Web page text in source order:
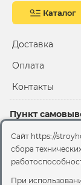
Каталог
Доставка
Оплата
Контакты
Пункт
2-й Иртышский
территория 2А
Офис
Сайт https://
сбора
При